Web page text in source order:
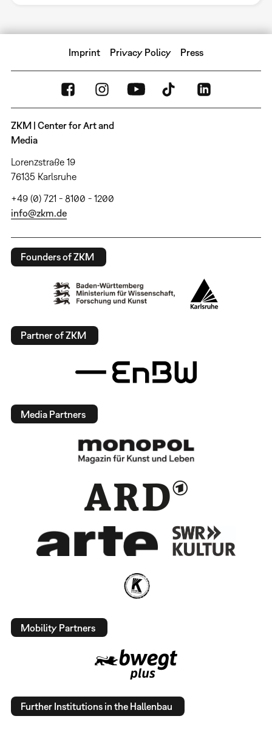
Imprint Privacy Policy Press
ZKM | Center for Art and
Media
Lorenzstraße 19
76135 Karlsruhe
+49 (0) 721 - 8100 - 1200
info@zkm.de
Founders of ZKM
Partner of ZKM
Media Partners
Mobility Partners
Further Institutions in the Hallenbau